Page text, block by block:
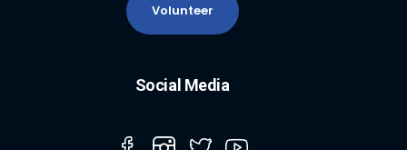
Volunteer
Social Media